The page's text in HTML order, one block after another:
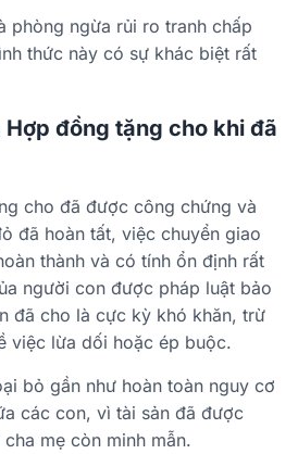
phòng ngừa rủi ro tranh chấp
thức này có sự khác biệt rất
đồng tặng cho khi đã
cho đã được công chứng và
đã hoàn tất, việc chuyển giao
thành và có tính ổn định rất
người con được pháp luật bảo
đã cho là cực kỳ khó khăn, trừ
việc lừa dối hoặc ép buộc.
bỏ gần như hoàn toàn nguy cơ
các con, vì tài sản đã được
mẹ còn minh mẫn.